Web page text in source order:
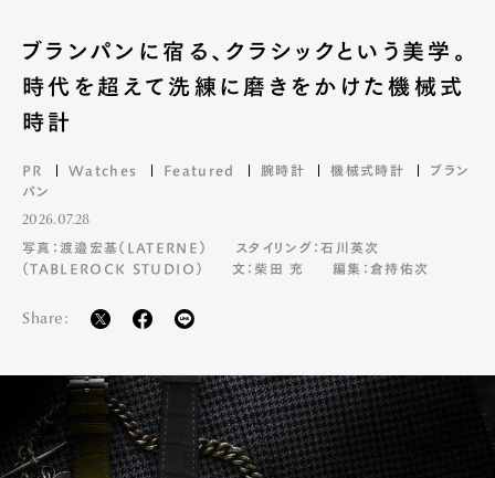
ブランパンに宿る、クラシックという美学。
時代を超えて洗練に磨きをかけた機械式
時計
PR Watches Featured 腕時計 機械式時計
ブラン
パン
2026.07.28
写真：渡邉宏基（LATERNE）
スタイリング：石川英次
（TABLEROCK STUDIO）
文：柴田 充 編集：倉持佑次
Share: